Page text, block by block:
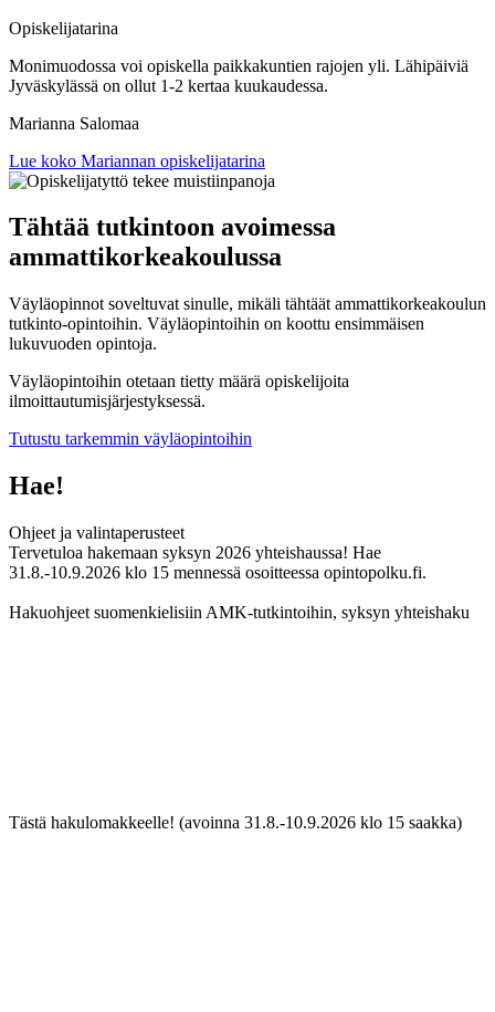
Opiskelijatarina
Monimuodossa voi opiskella paikkakuntien rajojen yli. Lähipäiviä
Jyväskylässä on ollut 1-2 kertaa kuukaudessa.
Marianna Salomaa
Lue koko Mariannan opiskelijatarina
Tähtää tutkintoon avoimessa
ammattikorkeakoulussa
Väyläopinnot soveltuvat sinulle, mikäli tähtäät ammattikorkeakoulun
tutkinto-opintoihin. Väyläopintoihin on koottu ensimmäisen
lukuvuoden opintoja.
Väyläopintoihin otetaan tietty määrä opiskelijoita
ilmoittautumisjärjestyksessä.
Tutustu tarkemmin väyläopintoihin
Hae!
Ohjeet ja valintaperusteet
Tervetuloa hakemaan syksyn 2026 yhteishaussa! Hae
31.8.-10.9.2026 klo 15 mennessä osoitteessa opintopolku.fi.
Hakuohjeet suomenkielisiin AMK-tutkintoihin, syksyn yhteishaku
Tästä hakulomakkeelle! (avoinna 31.8.-10.9.2026 klo 15 saakka)